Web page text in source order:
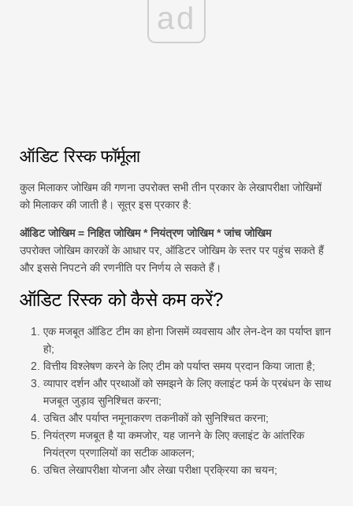
ad
ऑडिट रिस्क फॉर्मूला
कुल मिलाकर जोखिम की गणना उपरोक्त सभी तीन प्रकार के लेखापरीक्षा जोखिमों
को मिलाकर की जाती है। सूत्र इस प्रकार है:
ऑडिट जोखिम = निहित जोखिम * नियंत्रण जोखिम * जांच जोखिम
उपरोक्त जोखिम कारकों के आधार पर, ऑडिटर जोखिम के स्तर पर पहुंच सकते हैं
और इससे निपटने की रणनीति पर निर्णय ले सकते हैं।
ऑडिट रिस्क को कैसे कम करें?
एक मजबूत ऑडिट टीम का होना जिसमें व्यवसाय और लेन-देन का पर्याप्त ज्ञान
हो;
वित्तीय विश्लेषण करने के लिए टीम को पर्याप्त समय प्रदान किया जाता है;
व्यापार दर्शन और प्रथाओं को समझने के लिए क्लाइंट फर्म के प्रबंधन के साथ
मजबूत जुड़ाव सुनिश्चित करना;
उचित और पर्याप्त नमूनाकरण तकनीकों को सुनिश्चित करना;
नियंत्रण मजबूत है या कमजोर, यह जानने के लिए क्लाइंट के आंतरिक
नियंत्रण प्रणालियों का सटीक आकलन;
उचित लेखापरीक्षा योजना और लेखा परीक्षा प्रक्रिया का चयन;